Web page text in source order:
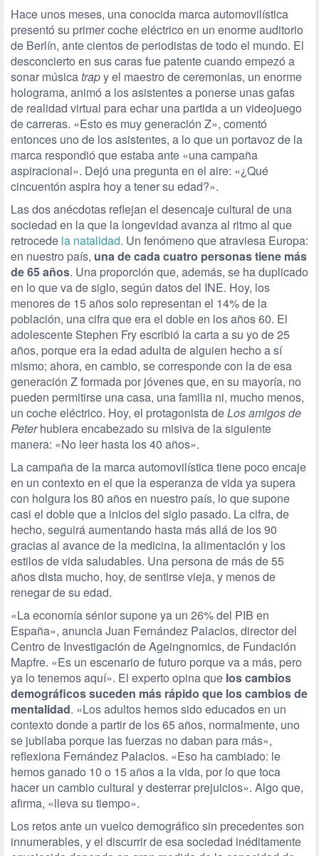
Hace unos meses, una conocida marca automovilística
presentó su primer coche eléctrico en un enorme auditorio
de Berlín, ante cientos de periodistas de todo el mundo. El
desconcierto en sus caras fue patente cuando empezó a
sonar músicatrapy el maestro de ceremonias, un enorme
holograma, animó a los asistentes a ponerse unas gafas
de realidad virtual para echar una partida a un videojuego
de carreras. «Esto es muy generación Z», comentó
entonces uno de los asistentes, a lo que un portavoz de la
marca respondió que estaba ante «una campaña
aspiracional». Dejó una pregunta en el aire: «¿Qué
cincuentón aspira hoy a tener su edad?».
Las dos anécdotas reflejan el desencaje cultural de una
sociedad en la que la longevidad avanza al ritmo al que
retrocede la natalidad. Un fenómeno que atraviesa Europa:
en nuestro país, una de cada cuatro personas tiene más
de 65 años. Una proporción que, además, se ha duplicado
en lo que va de siglo, según datos del INE. Hoy, los
menores de 15 años solo representan el 14% de la
población, una cifra que era el doble en los años 60. El
adolescente Stephen Fry escribió la carta a su yo de 25
años, porque era la edad adulta de alguien hecho a sí
mismo; ahora, en cambio, se corresponde con la de esa
generación Z formada por jóvenes que, en su mayoría, no
pueden permitirse una casa, una familia ni, mucho menos,
un coche eléctrico. Hoy, el protagonista deLos amigos de
Peterhubiera encabezado su misiva de la siguiente
manera: «No leer hasta los 40 años».
La campaña de la marca automovilística tiene poco encaje
en un contexto en el que la esperanza de vida ya supera
con holgura los 80 años en nuestro país, lo que supone
casi el doble que a inicios del siglo pasado. La cifra, de
hecho, seguirá aumentando hasta más allá de los 90
gracias al avance de la medicina, la alimentación y los
estilos de vida saludables. Una persona de más de 55
años dista mucho, hoy, de sentirse vieja, y menos de
renegar de su edad.
«La economía sénior supone ya un 26% del PIB en
España», anuncia Juan Fernández Palacios, director del
Centro de Investigación de Ageingnomics, de Fundación
Mapfre. «Es un escenario de futuro porque va a más, pero
ya lo tenemos aquí». El experto opina que los cambios
demográficos suceden más rápido que los cambios de
mentalidad. «Los adultos hemos sido educados en un
contexto donde a partir de los 65 años, normalmente, uno
se jubilaba porque las fuerzas no daban para más»,
reflexiona Fernández Palacios. «Eso ha cambiado: le
hemos ganado 10 o 15 años a la vida, por lo que toca
hacer un cambio cultural y desterrar prejuicios». Algo que,
afirma, «lleva su tiempo».
Los retos ante un vuelco demográfico sin precedentes son
innumerables, y el discurrir de esa sociedad inéditamente